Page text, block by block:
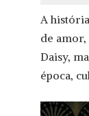
A
de
Daisy,
época,